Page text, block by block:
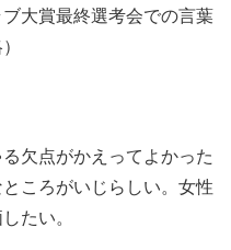
大賞最終選考会での言葉
欠点がかえってよかった
ころがいじらしい。女性
たい。